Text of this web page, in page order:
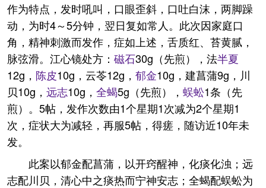
作为特点，发时吼叫，口眼歪斜，口吐白沫，两脚躁
动，为时4～5分钟，翌日复如常人。此次因家庭口
角，精神刺激而发作，症如上述，舌质红、苔黄腻，
脉弦滑。江心镜处方： 磁石30g（先煎），法半夏
12g， 陈皮10g，云苓12g， 郁金10g，建菖蒲9g，川
贝10g， 远志10g， 全蝎5g（先煎）， 蜈蚣1条（先
煎）。5帖，发作次数由1个星期1次减为2个星期1
次，症状大为减轻，再服5帖，得瘥，随访近10年未
发。
此案以郁金配菖蒲，以开窍醒神，化痰化浊；远
志配川贝，清心中之痰热而宁神安志；全蝎配蜈蚣为